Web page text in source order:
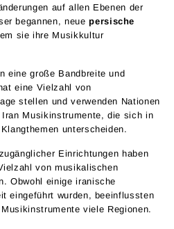
auf allen Ebenen der
begannen, neuepersische
sie ihre Musikkultur
eine große Bandbreite und
eine Vielzahl von
stellen und verwenden Nationen
Musikinstrumente, die sich in
unterscheiden.
Einrichtungen haben
von musikalischen
Obwohl einige iranische
eingeführt wurden, beeinflussten
viele Regionen.